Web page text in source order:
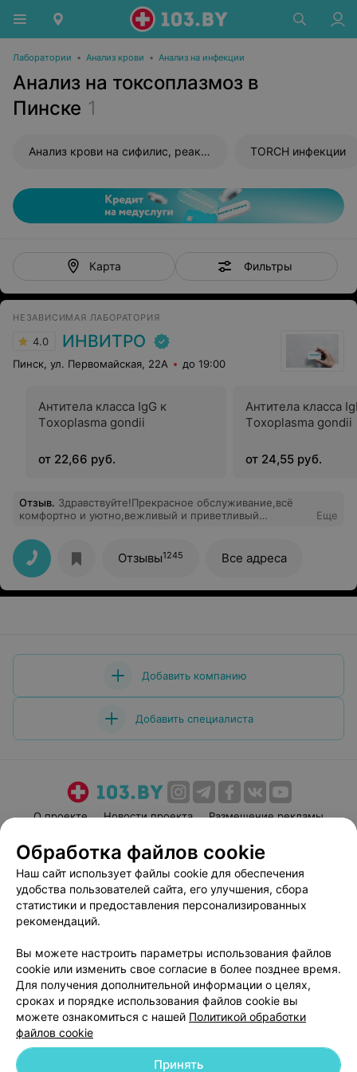
Лаборатории • Анализ крови • Анализ на инфекции
Анализ на токсоплазмоз в
Пинске 1
Анализ крови на сифилис, реакция Вассермана (RW) TORCH инфекции
Карта Фильтры
НЕЗАВИСИМАЯ ЛАБОРАТОРИЯ
4.0 ИНВИТРО
Пинск, ул. Первомайская, 22А до 19:00
Антитела класса IgG к
Тoxoplasma gondii
от 22,66 руб.
Антитела класса
Тoxoplasma gondii
от 24,55 руб.
Отзыв. Здравствуйте!Прекрасное обслуживание,всё
комфортно и уютно,вежливый и приветливый
анализов и доступные цены.Спасибо огромное за
обслуживание,успешной работы в дальнейшем!
Еще
Отзывы1245 Все адреса
Добавить компанию
Добавить специалиста
О проекте Новости проекта
Размещение рекламы
Пользовательское соглашение
Способы оплаты
Вакансии
Партнеры
Написать руководителю 103.by
Персональные настройки cookie
Обработка персональных данных
Обработка файлов cookie
Наш сайт использует файлы cookie для обеспечения
удобства пользователей сайта, его улучшения, сбора
статистики и предоставления персонализированных
рекомендаций.
Вы можете настроить параметры использования файлов
cookie или изменить свое согласие в более позднее время.
Для получения дополнительной информации о целях,
сроках и порядке использования файлов cookie вы
можете ознакомиться с нашей Политикой обработки
файлов cookie
Принять